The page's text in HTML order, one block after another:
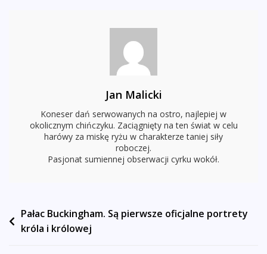
Jan Malicki
Koneser dań serwowanych na ostro, najlepiej w
okolicznym chińczyku. Zaciągnięty na ten świat w celu
harówy za miskę ryżu w charakterze taniej siły
roboczej.
Pasjonat sumiennej obserwacji cyrku wokół.
Nawigacja
wpisu
Pałac Buckingham. Są pierwsze oficjalne portrety
króla i królowej